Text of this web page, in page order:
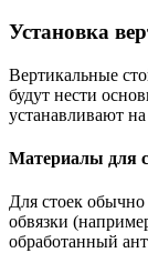
Установка
Вертикальные
будут нести
устанавливают
Материалы для
Для стоек
обвязки
обработанный